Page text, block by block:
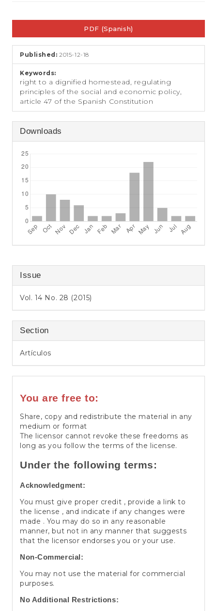
t
i
Article
Sidebar
PDF (Spanish)
Published:2015-12-18
Keywords:
right to a dignified homestead, regulating
principles of the social and economic policy,
article 47 of the Spanish Constitution
Downloads
Issue
Vol. 14 No. 28 (2015)
Section
Artículos
You are free to:
Share, copy and redistribute the material in any
medium or format
The licensor cannot revoke these freedoms as
long as you follow the terms of the license.
Under the following terms:
Acknowledgment:
You must give proper credit , provide a link to
the license , and indicate if any changes were
made . You may do so in any reasonable
manner, but not in any manner that suggests
that the licensor endorses you or your use.
Non-Commercial:
You may not use the material for commercial
purposes.
No Additional Restrictions: